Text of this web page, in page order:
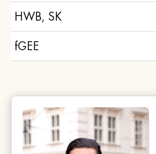
HWB, SK
fGEE